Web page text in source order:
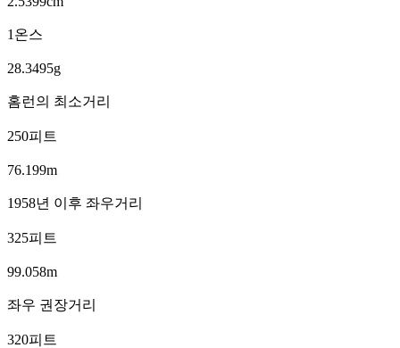
1온스
28.3495g
홈런의 최소거리
250피트
76.199m
1958년 이후 좌우거리
325피트
99.058m
좌우 권장거리
320피트